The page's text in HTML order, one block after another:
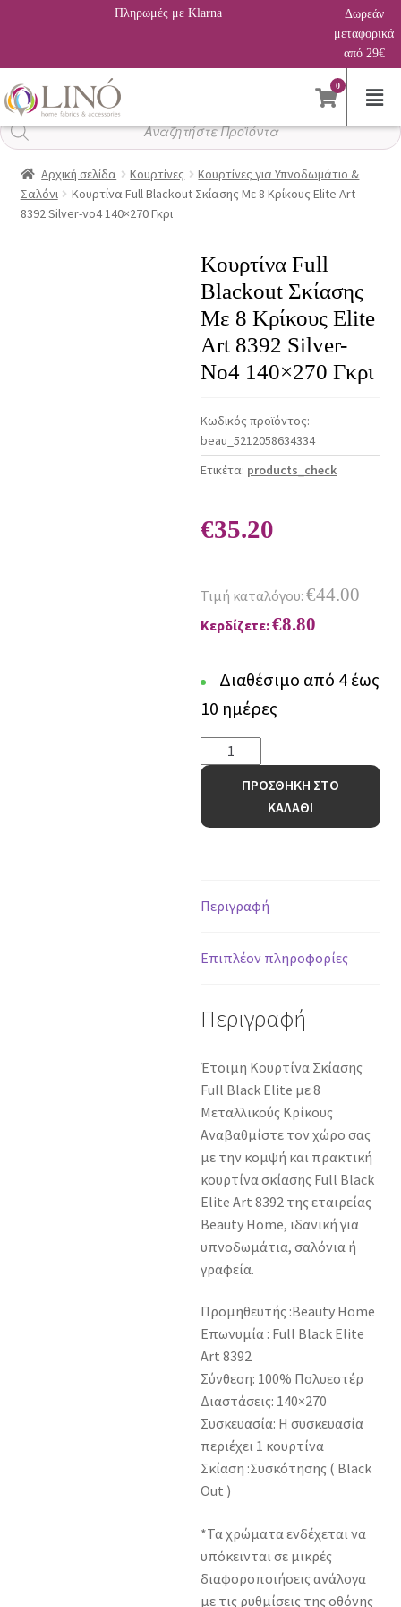
Πληρωμές με Klarna
Δωρεάν
μεταφορικά
από 29€
0
Αναζήτηση
προϊόντων
Αρχική σελίδα Κουρτίνες
Κουρτίνες για Υπνοδωμάτιο &
Σαλόνι
Κουρτίνα Full Blackout Σκίασης Με 8 Κρίκους Elite Art
8392 Silver-νο4 140×270 Γκρι
Κουρτίνα Full
Blackout Σκίασης
Με 8 Κρίκους Elite
Art 8392 Silver-
Νο4 140×270 Γκρι
Κωδικός προϊόντος:
beau_5212058634334
Ετικέτα: products_check
€35.20
Τιμή καταλόγου: €44.00
Κερδίζετε:€8.80
Διαθέσιμο από 4 έως
10 ημέρες
Κουρτίνα
Full
Blackout
Elite
8392
140x270
ποσότητα
ΠΡΟΣΘΗΚΗ ΣΤΟ
ΚΑΛΑΘΙ
Περιγραφή
Επιπλέον πληροφορίες
Περιγραφή
Έτοιμη Κουρτίνα Σκίασης
Full Black Elite με 8
Μεταλλικούς Κρίκους
Αναβαθμίστε τον χώρο σας
με την κομψή και πρακτική
κουρτίνα σκίασης Full Black
Elite Art 8392 της εταιρείας
Beauty Home, ιδανική για
υπνοδωμάτια, σαλόνια ή
γραφεία.
Προμηθευτής :Beauty Home
Επωνυμία : Full Black Elite
Art 8392
Σύνθεση: 100% Πολυεστέρ
Διαστάσεις: 140×270
Συσκευασία: Η συσκευασία
περιέχει 1 κουρτίνα
Σκίαση :Συσκότησης ( Black
Out )
*Τα χρώματα ενδέχεται να
υπόκεινται σε μικρές
διαφοροποιήσεις ανάλογα
με τις ρυθμίσεις της οθόνης